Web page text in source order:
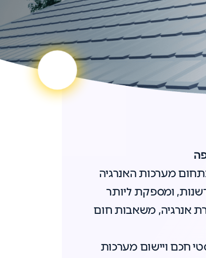
מערכות האנרגיה
וחדשנות, ומספקת ליותר
אנרגיה, משאבות חום
חכם ויישום מערכות